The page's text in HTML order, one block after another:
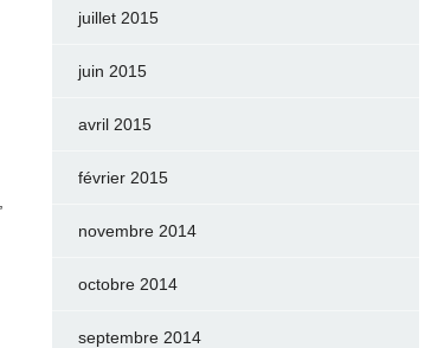
juillet 2015
juin 2015
avril 2015
février 2015
novembre 2014
octobre 2014
septembre 2014